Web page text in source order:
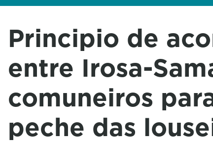
Principio de
entre Irosa-
comuneiros
peche das